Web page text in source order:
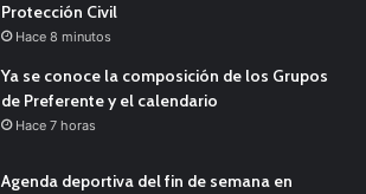
Protección Civil
Hace 8 minutos
Ya se conoce la composición de los Grupos
de Preferente y el calendario
Hace 7 horas
Agenda deportiva del fin de semana en